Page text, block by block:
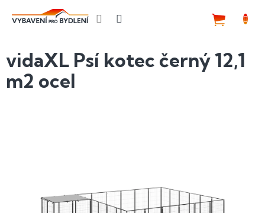
vidaXL Psí kotec černý 12,1
m2 ocel